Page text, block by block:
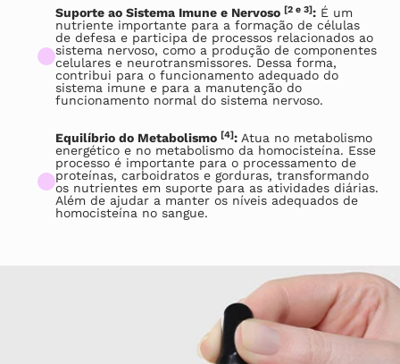
Suporte ao Sistema Imune e Nervoso [2 e 3]: É um
nutriente importante para a formação de células
de defesa e participa de processos relacionados ao
sistema nervoso, como a produção de componentes
celulares e neurotransmissores. Dessa forma,
contribui para o funcionamento adequado do
sistema imune e para a manutenção do
funcionamento normal do sistema nervoso.
Equilíbrio do Metabolismo [4]: Atua no metabolismo
energético e no metabolismo da homocisteína. Esse
processo é importante para o processamento de
proteínas, carboidratos e gorduras, transformando
os nutrientes em suporte para as atividades diárias.
Além de ajudar a manter os níveis adequados de
homocisteína no sangue.